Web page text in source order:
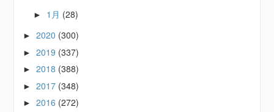
► 1月 (28)
►2020 (300)
►2019 (337)
►2018 (388)
►2017 (348)
►2016 (272)